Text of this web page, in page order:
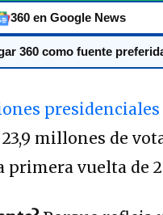
360 en Google News
360 como fuente
presidenciales
millones de
primera vuelta de